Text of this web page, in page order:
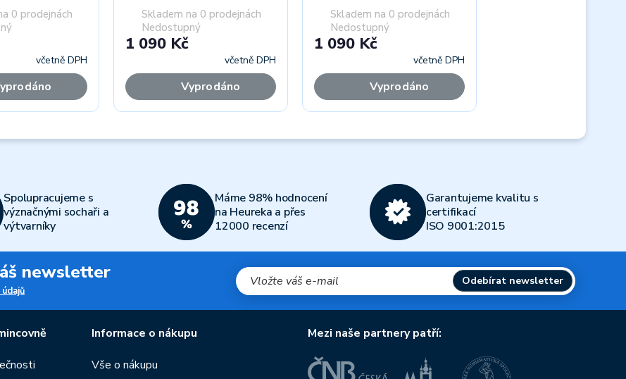
0 prodejnách
včetně DPH
Skladem na 0 prodejnách
Nedostupný
1 090 Kč
včetně DPH
Vyprodáno
Skladem na 0 prodejnách
Nedostupný
1 090 Kč
včetně DPH
Vyprodáno
Spolupracujeme s
význačnými sochaři a
výtvarníky
Máme 98% hodnocení
na Heureka a přes
12000 recenzí
Garantujeme kvalitu s
certifikací
ISO 9001:2015
newsletter Odebírat newsletter
Informace o nákupu
Vše o nákupu
Mezi naše partnery patří: